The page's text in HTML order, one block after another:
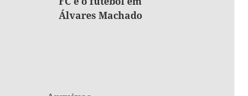
Álvares Machado